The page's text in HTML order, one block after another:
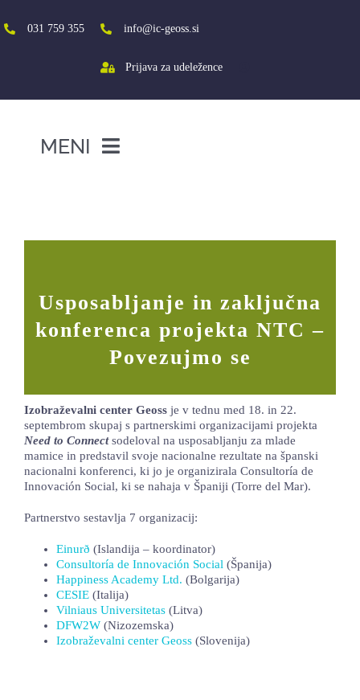
to
content
031 759 355 info@ic-geoss.si
Prijava za udeležence
MENI
PROJEKTI
SOCIALNA AKTIVACIJA+
TEČAJI
KNJIŽNICA
60-LETNICA
Usposabljanje in zaključna
konferenca projekta NTC –
Povezujmo se
Izobraževalni center Geossje v tednu med 18. in 22.
septembrom skupaj s partnerskimi organizacijami projekta
Need to Connectsodeloval na usposabljanju za mlade
mamice in predstavil svoje nacionalne rezultate na španski
nacionalni konferenci, ki jo je organizirala Consultoría de
Innovación Social, ki se nahaja v Španiji (Torre del Mar).
Partnerstvo sestavlja 7 organizacij:
Einurð (Islandija – koordinator)
Consultoría de Innovación Social (Španija)
Happiness Academy Ltd. (Bolgarija)
CESIE(Italija)
Vilniaus Universitetas(Litva)
DFW2W(Nizozemska)
Izobraževalni center Geoss(Slovenija)